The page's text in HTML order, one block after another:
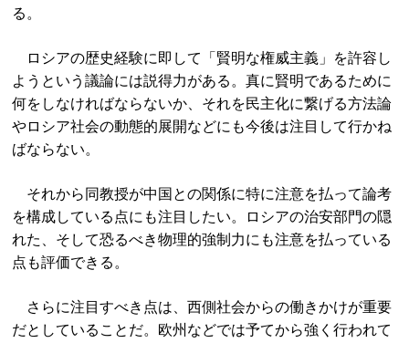
る。
ロシアの歴史経験に即して「賢明な権威主義」を許容し
ようという議論には説得力がある。真に賢明であるために
何をしなければならないか、それを民主化に繋げる方法論
やロシア社会の動態的展開などにも今後は注目して行かね
ばならない。
それから同教授が中国との関係に特に注意を払って論考
を構成している点にも注目したい。ロシアの治安部門の隠
れた、そして恐るべき物理的強制力にも注意を払っている
点も評価できる。
さらに注目すべき点は、西側社会からの働きかけが重要
だとしていることだ。欧州などでは予てから強く行われて